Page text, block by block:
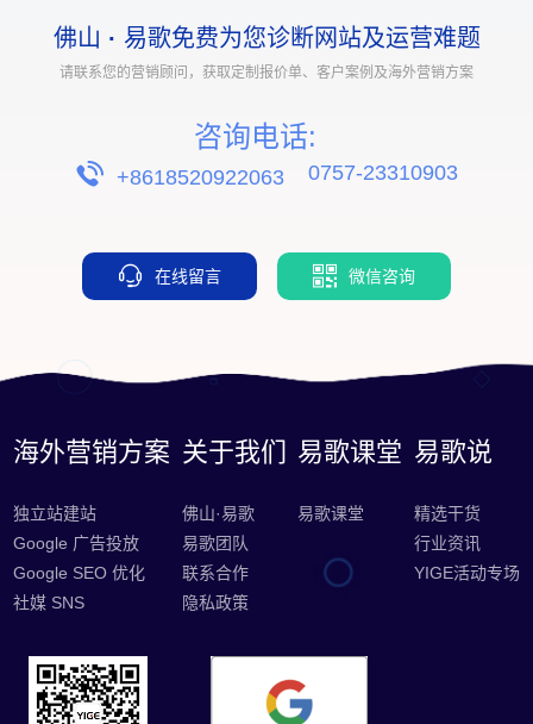
佛山 · 易歌免费为您诊断网站及运营难题
请联系您的营销顾问，获取定制报价单、客户案例及海外营销方案
咨询电话:
+8618520922063 0757-23310903
在线留言 微信咨询
海外营销方案
独立站建站
Google 广告投放
Google SEO 优化
社媒 SNS
关于我们
佛山·易歌
易歌团队
联系合作
隐私政策
易歌课堂
易歌课堂
易歌说
精选干货
行业资讯
YIGE活动专场